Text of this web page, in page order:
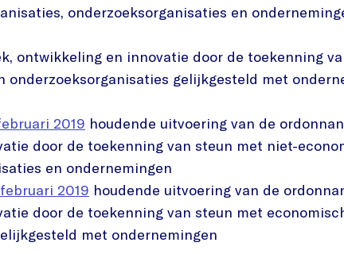
onderzoeksorganisaties en
ontwikkeling en innovatie door de toekenning
gelijkgesteld met
2019 houdende uitvoering van de
door de toekenning van steun met niet-
en ondernemingen
2019 houdende uitvoering van de
door de toekenning van steun met
met ondernemingen